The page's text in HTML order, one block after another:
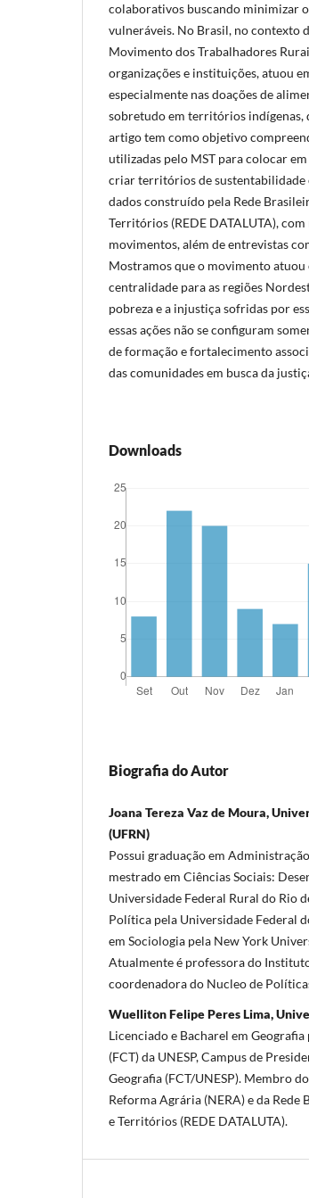
colaborativos buscando minimizar
vulneráveis. No Brasil, no contexto
Movimento dos Trabalhadores
organizações e instituições, atuou
especialmente nas doações de
sobretudo em territórios indígenas,
artigo tem como objetivo
utilizadas pelo MST para colocar
criar territórios de sustentabilidade
dados construído pela Rede
Territórios (REDE DATALUTA),
movimentos, além de entrevistas
Mostramos que o movimento atuou
centralidade para as regiões
pobreza e a injustiça sofridas por
essas ações não se configuram
de formação e fortalecimento
das comunidades em busca da
Downloads
Biografia do Autor
Joana Tereza Vaz de Moura,
(UFRN)
Possui graduação em
mestrado em Ciências Sociais:
Universidade Federal Rural do Rio
Política pela Universidade Federal
em Sociologia pela New York
Atualmente é professora do
coordenadora do Nucleo de
Wuelliton Felipe Peres Lima,
Licenciado e Bacharel em
(FCT) da UNESP, Campus de
Geografia (FCT/UNESP). Membro
Reforma Agrária (NERA) e da Rede
e Territórios (REDE DATALUTA).